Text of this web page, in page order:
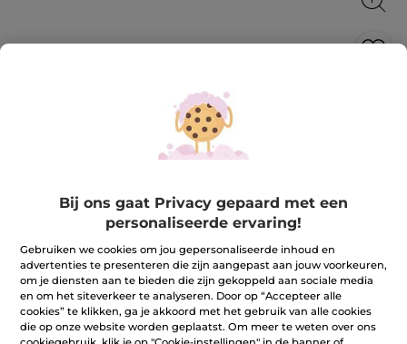
Serumfoundation stralende huid
Verheldert, maakt voller en hydrateert
30 ml
4.3
van
de
sterren.
reviews.
Serumfoundation
stralende
huid
34,90 €
Neutre 100
+12
Aantal
Bij ons gaat Privacy gepaard met een
personaliseerde ervaring!
Gebruiken we cookies om jou gepersonaliseerde inhoud en
advertenties te presenteren die zijn aangepast aan jouw voorkeuren,
om je diensten aan te bieden die zijn gekoppeld aan sociale media
en om het siteverkeer te analyseren. Door op “Accepteer alle
cookies” te klikken, ga je akkoord met het gebruik van alle cookies
die op onze website worden geplaatst. Om meer te weten over ons